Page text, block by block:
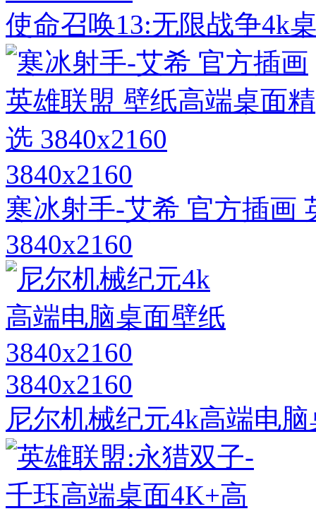
使命召唤13:无限战争4k
3840x2160
寒冰射手-艾希 官方插画
3840x2160
3840x2160
尼尔机械纪元4k高端电